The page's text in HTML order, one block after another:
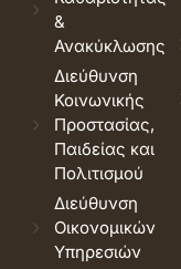
&
Ανακύκλωσης
Διεύθυνση
Κοινωνικής
Προστασίας,
Παιδείας και
Πολιτισμού
Διεύθυνση
Οικονομικών
Υπηρεσιών